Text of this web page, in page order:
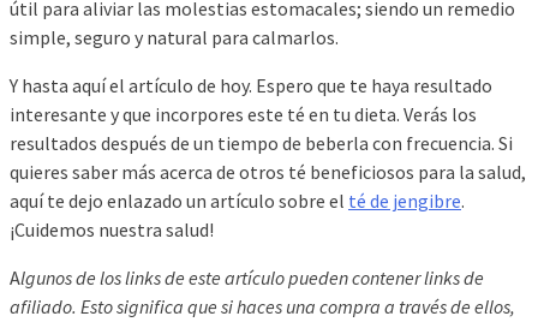
útil para aliviar las molestias estomacales; siendo un remedio
simple, seguro y natural para calmarlos.
Y hasta aquí el artículo de hoy. Espero que te haya resultado
interesante y que incorpores este té en tu dieta. Verás los
resultados después de un tiempo de beberla con frecuencia. Si
quieres saber más acerca de otros té beneficiosos para la salud,
aquí te dejo enlazado un artículo sobre el té de jengibre.
¡Cuidemos nuestra salud!
Algunos de los links de este artículo pueden contener links de
afiliado. Esto significa que si haces una compra a través de ellos,